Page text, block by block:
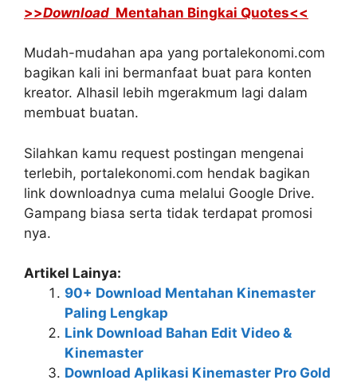
>>Download Mentahan Bingkai Quotes<<
Mudah-mudahan apa yang portalekonomi.com
bagikan kali ini bermanfaat buat para konten
kreator. Alhasil lebih mgerakmum lagi dalam
membuat buatan.
Silahkan kamu request postingan mengenai
terlebih, portalekonomi.com hendak bagikan
link downloadnya cuma melalui Google Drive.
Gampang biasa serta tidak terdapat promosi
nya.
Artikel Lainya:
90+ Download Mentahan Kinemaster
Paling Lengkap
Link Download Bahan Edit Video &
Kinemaster
Download Aplikasi Kinemaster Pro Gold